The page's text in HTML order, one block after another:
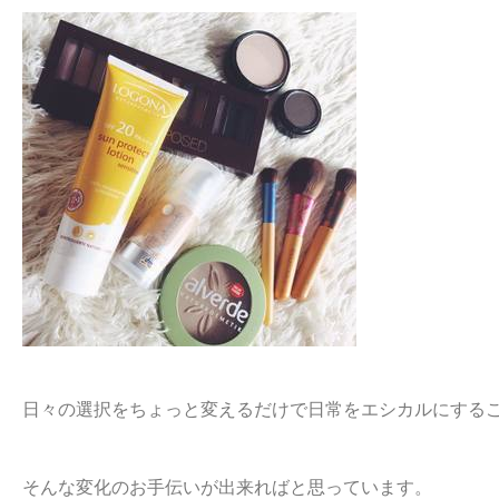
日々の選択をちょっと変えるだけで日常をエシカルにする
そんな変化のお手伝いが出来ればと思っています。